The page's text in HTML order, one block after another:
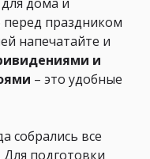
перед праздником
напечатайте и
и
– это удобные
собрались все
Для подготовки